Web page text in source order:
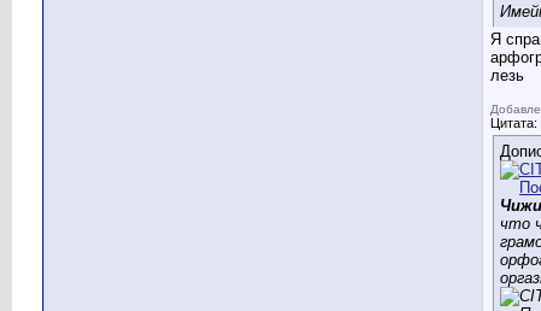
Я
лезь
Цитата:
что